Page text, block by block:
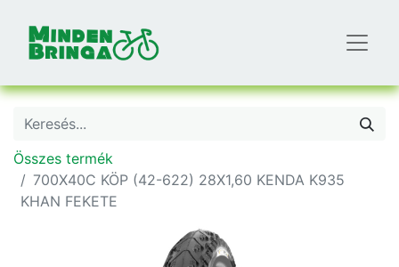
Összes termék
700X40C KÖP (42-622) 28X1,60 KENDA K935
KHAN FEKETE